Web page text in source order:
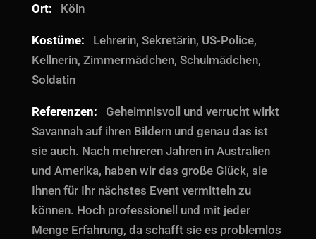
Ort: Köln
Kostüme:
Lehrerin, Sekretärin, US-Police,
Kellnerin, Zimmermädchen, Schulmädchen,
Soldatin
Referenzen:
Geheimnisvoll und verrucht wirkt
Savannah auf ihren Bildern und genau das ist
sie auch. Nach mehreren Jahren in Australien
und Amerika, haben wir das große Glück, sie
Ihnen für Ihr nächstes Event vermitteln zu
können. Hoch professionell und mit jeder
Menge Erfahrung, da schafft sie es problemlos